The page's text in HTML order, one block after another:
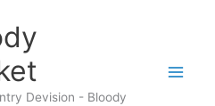
Devision - Bloody